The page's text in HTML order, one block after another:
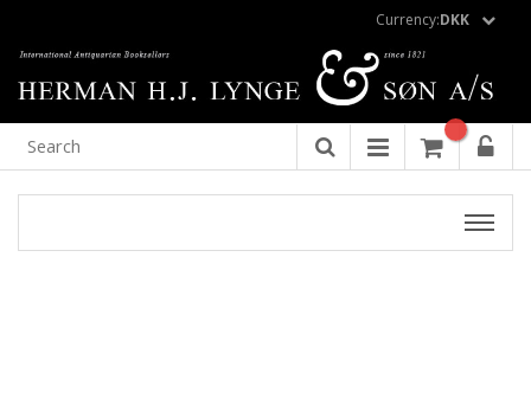
Currency:DKK